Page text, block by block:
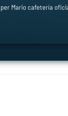
Mario cafetería